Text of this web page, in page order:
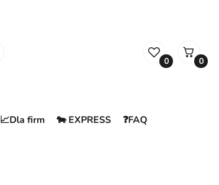
0 0
📈Dla firm 🐄 EXPRESS ❓FAQ